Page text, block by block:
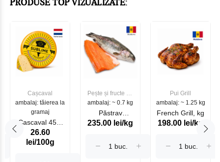
PRODUSE TOP VIZUALIZATE:
Cașcaval
ambalaj: tăierea la
gramaj
Cascaval 45%
Maasdam
Sublime Cow
26.60
lei/100g
Pește și fructe de
mare
ambalaj: ~ 0.7 kg
Păstrav
Somonat
235.00 lei/kg
Pui Grill
ambalaj: ~ 1.25 kg
French Grill, kg
198.00 lei/kg